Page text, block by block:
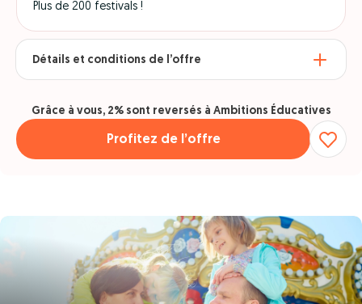
Plus de 200 festivals !
Détails et conditions de l’offre
Profitez de l’offre
Grâce à vous, 2% sont reversés à Ambitions Éducatives